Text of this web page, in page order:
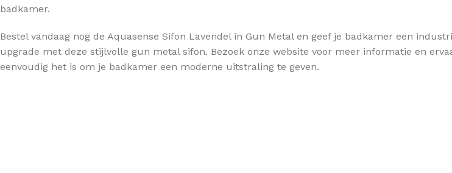
badkamer.
Bestel vandaag nog de Aquasense Sifon Lavendel in Gun Metal en geef je badkamer een
upgrade met deze stijlvolle gun metal sifon. Bezoek onze website voor meer informatie en
eenvoudig het is om je badkamer een moderne uitstraling te geven.